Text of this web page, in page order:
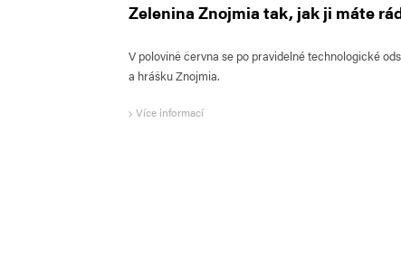
Zelenina Znojmia tak, jak ji máte
V polovině června se po pravidelné technologické
a hrášku Znojmia.
Více informací